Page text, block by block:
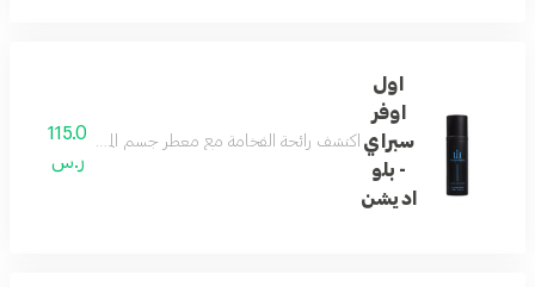
اول
اوفر
سبراي
- بلو
اديشن
اكتشف رائحة الفخامة مع معطر جسم المصمم خصيصًا ليلامس
115.0
ر.س